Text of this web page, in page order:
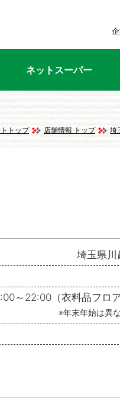
ネットスーパー
トップ 店舗情報 トップ 埼
埼玉県
～22:00（衣料品フロ
※年末年始は異